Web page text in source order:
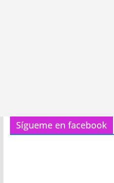
Sígueme en facebook